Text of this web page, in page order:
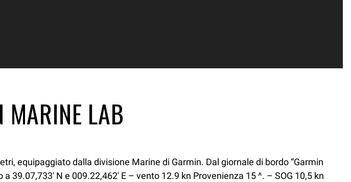
MARINE LAB
equipaggiato dalla divisione Marine di Garmin. Dal giornale di bordo “Garmin
N e 009.22,462′ E – vento 12.9 kn Provenienza 15 ^. – SOG 10,5 kn